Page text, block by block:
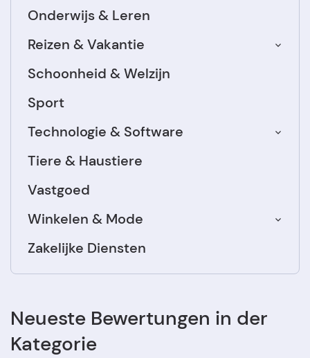
Onderwijs & Leren
Reizen & Vakantie
Schoonheid & Welzijn
Sport
Technologie & Software
Tiere & Haustiere
Vastgoed
Winkelen & Mode
Zakelijke Diensten
Neueste Bewertungen in der
Kategorie